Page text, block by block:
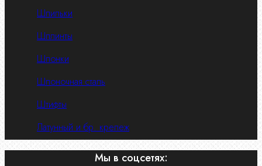
Шпильки
Шплинты
Шпонки
Шпоночная сталь
Штифты
Латунный и бр. крепеж
Мы в соцсетях: